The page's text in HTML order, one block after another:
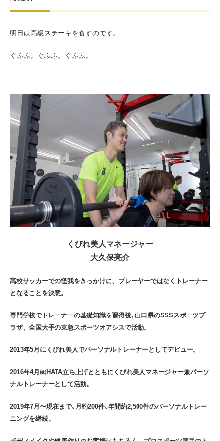
明日は高級ステーキを食すのです。
ぐふふ。ぐふふ。ぐふふ。
くびれ美人マネージャー
大久保亮介
高校サッカーでの怪我をきっかけに、プレーヤーではなくトレーナー
となることを決意。
専門学校でトレーナーの基礎知識を習得後､山口県のSSSスポーツプ
ラザ、全国大手の東急スポーツオアシスで活動。
2013年5月にくびれ美人でパーソナルトレーナーとしてデビュー。
2016年4月㈱HATA立ち上げとともにくびれ美人マネージャー兼パーソ
ナルトレーナーとして活動。
2019年7月〜現在まで､月約200件､年間約2,500件のパーソナルトレー
ニングを継続。